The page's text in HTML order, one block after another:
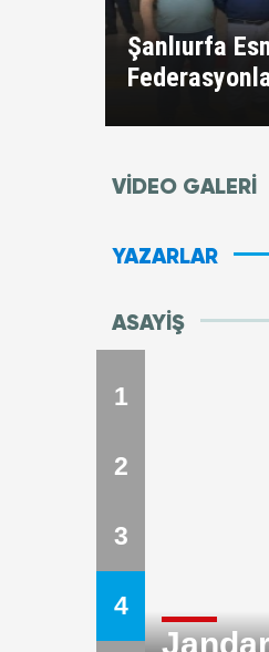
Şanlıurfa
VİDEO GALERİ
YAZARLAR
ASAYİŞ
1
2
3
4